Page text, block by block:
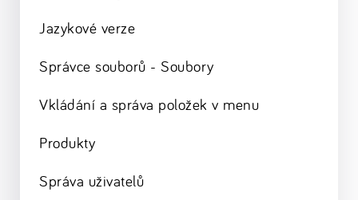
Jazykové verze
Správce souborů - Soubory
Vkládání a správa položek v menu
Produkty
Správa uživatelů